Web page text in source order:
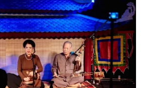
MỤC
kiếm 2 nạn
sóng cuốn ở